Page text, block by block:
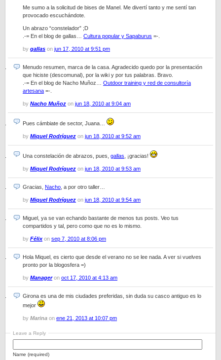
Me sumo a la solicitud de bises de Manel. Me divertí tanto y me sentí tan
provocado escuchándote.
Un abrazo “constelador” ;D
.-= En el blog de gallas… Cultura popular y Sapaburus =-.
by gallas on jun 17, 2010 at 9:51 pm
Menudo resumen, marca de la casa. Agradecido quedo por la presentación
que hiciste (descomunal), por la wiki y por tus palabras. Bravo.
.-= En el blog de Nacho Muñoz… Outdoor training y red de consultoría
artesana =-.
by Nacho Muñoz on jun 18, 2010 at 9:04 am
Pues cámbiate de sector, Juana…
by Miquel Rodríguez on jun 18, 2010 at 9:52 am
Una constelación de abrazos, pues, gallas , ¡gracias!
by Miquel Rodríguez on jun 18, 2010 at 9:53 am
Gracias, Nacho , a por otro taller…
by Miquel Rodríguez on jun 18, 2010 at 9:54 am
Miguel, ya se van echando bastante de menos tus posts. Veo tus
compartidos y tal, pero como que no es lo mismo.
by Félixon sep 7, 2010 at 8:06 pm
Hola Miquel, es cierto que desde el verano no se lee nada. A ver si vuelves
pronto por la blogosfera =)
by Manageron oct 17, 2010 at 4:13 am
Girona es una de mis ciudades preferidas, sin duda su casco antiguo es lo
mejor
by Marina on ene 21, 2013 at 10:07 pm
Leave a Reply
Name (required)